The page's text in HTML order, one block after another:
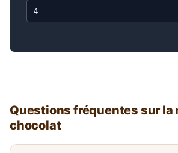
Questions fréquentes sur la
chocolat